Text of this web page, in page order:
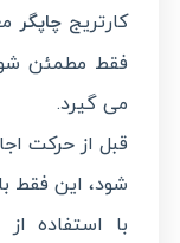
کارتریجچاپگر
فقط مطمئن
می گیرد.
قبل از حرکت
شود، این فقط
با استفاده